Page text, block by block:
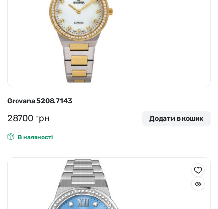
Grovana 5208.7143
28700 грн Додати в кошик
В наявності